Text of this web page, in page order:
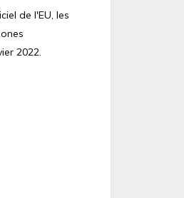
de l'EU, les
2022.